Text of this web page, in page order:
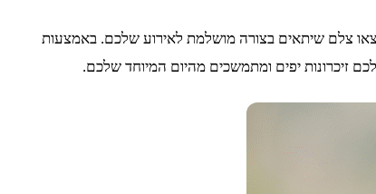
צלם שיתאים בצורה מושלמת לאירוע שלכם. באמצעות
זיכרונות יפים ומתמשכים מהיום המיוחד שלכם.